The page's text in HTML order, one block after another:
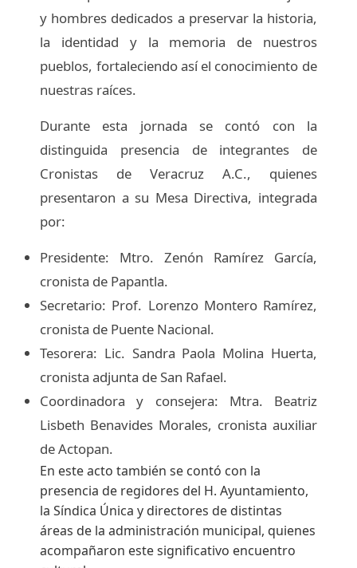
y hombres dedicados a preservar la historia,
la identidad y la memoria de nuestros
pueblos, fortaleciendo así el conocimiento de
nuestras raíces.
Durante esta jornada se contó con la
distinguida presencia de integrantes de
Cronistas de Veracruz A.C., quienes
presentaron a su Mesa Directiva, integrada
por:
Presidente: Mtro. Zenón Ramírez García,
cronista de Papantla.
Secretario: Prof. Lorenzo Montero Ramírez,
cronista de Puente Nacional.
Tesorera: Lic. Sandra Paola Molina Huerta,
cronista adjunta de San Rafael.
Coordinadora y consejera: Mtra. Beatriz
Lisbeth Benavides Morales, cronista auxiliar
de Actopan.
En este acto también se contó con la
presencia de regidores del H. Ayuntamiento,
la Síndica Única y directores de distintas
áreas de la administración municipal, quienes
acompañaron este significativo encuentro